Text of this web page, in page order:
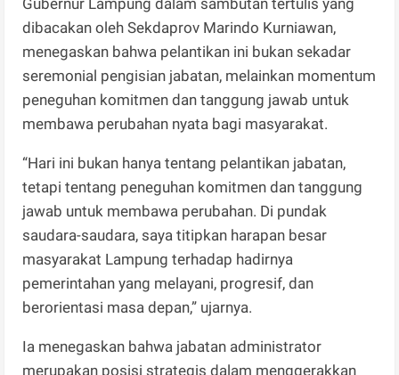
dibacakan oleh Sekdaprov Marindo Kurniawan,
menegaskan bahwa pelantikan ini bukan sekadar
seremonial pengisian jabatan, melainkan momentum
peneguhan komitmen dan tanggung jawab untuk
membawa perubahan nyata bagi masyarakat.
“Hari ini bukan hanya tentang pelantikan jabatan,
tetapi tentang peneguhan komitmen dan tanggung
jawab untuk membawa perubahan. Di pundak
saudara-saudara, saya titipkan harapan besar
masyarakat Lampung terhadap hadirnya
pemerintahan yang melayani, progresif, dan
berorientasi masa depan,” ujarnya.
Ia menegaskan bahwa jabatan administrator
merupakan posisi strategis dalam menggerakkan